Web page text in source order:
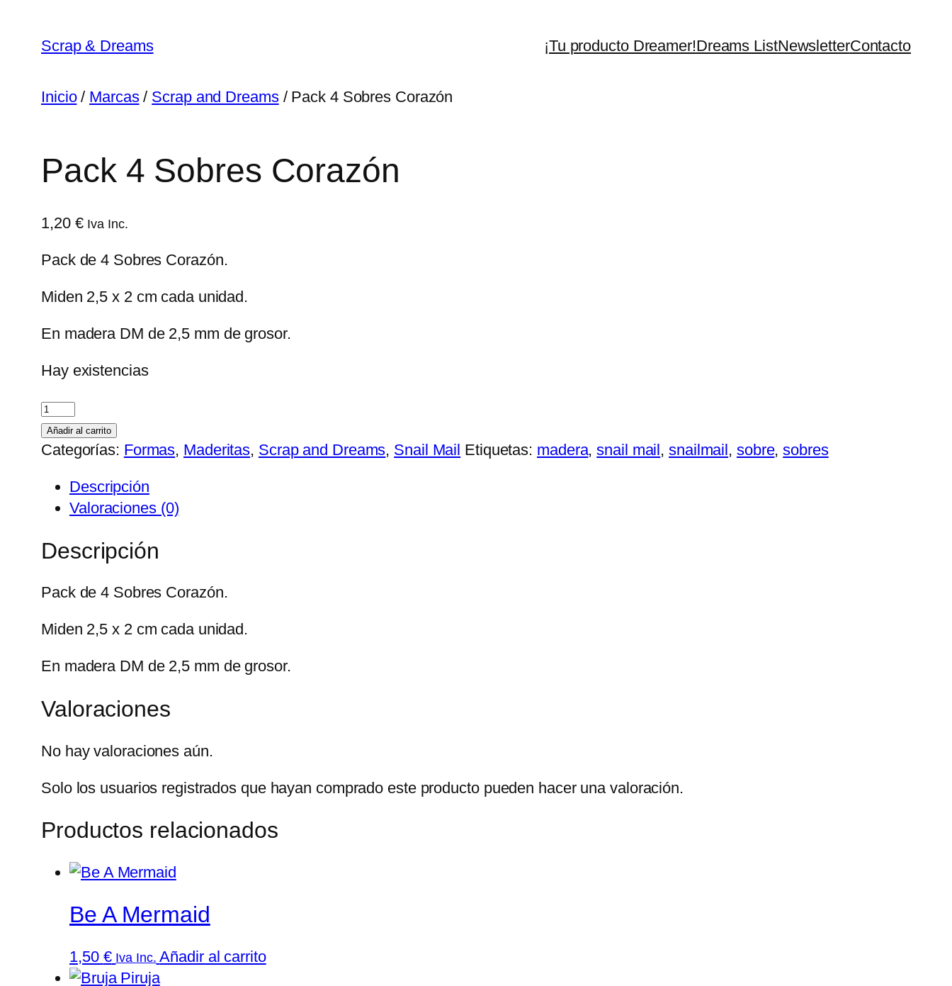
contenido
Scrap & Dreams ¡Tu producto Dreamer!Dreams ListNewsletterContacto
Inicio/ Marcas/ Scrap and Dreams/ Pack 4 Sobres Corazón
Pack 4 Sobres Corazón
1,20 € Iva Inc.
Pack de 4 Sobres Corazón.
Miden 2,5 x 2 cm cada unidad.
En madera DM de 2,5 mm de grosor.
Hay existencias
Pack
4
Sobres
cantidad
Añadir al carrito
Categorías: Formas, Maderitas, Scrap and Dreams, Snail Mail Etiquetas: madera,snail mail ,snailmail , sobre,sobres
Descripción
Valoraciones (0)
Descripción
Pack de 4 Sobres Corazón.
Miden 2,5 x 2 cm cada unidad.
En madera DM de 2,5 mm de grosor.
Valoraciones
No hay valoraciones aún.
Solo los usuarios registrados que hayan comprado este producto pueden hacer una valoración.
Productos relacionados
Be A Mermaid
1,50 € Iva Inc. Añadir al carrito